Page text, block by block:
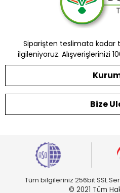
Siparişten teslimata kadar
ilgileniyoruz. Alışverişlerinizi
Bize
Tüm bilgileriniz 256bit SSL
© 2021 Tüm